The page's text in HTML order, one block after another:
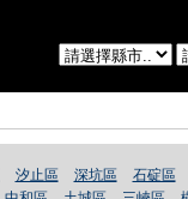
汐止區 深坑區 石碇區